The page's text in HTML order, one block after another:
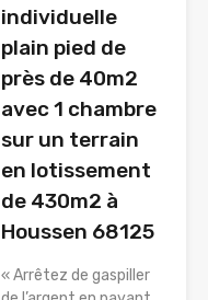
individuelle
plain pied de
près de 40m2
avec 1 chambre
sur un terrain
en lotissement
de 430m2 à
Houssen 68125
« Arrêtez de gaspiller